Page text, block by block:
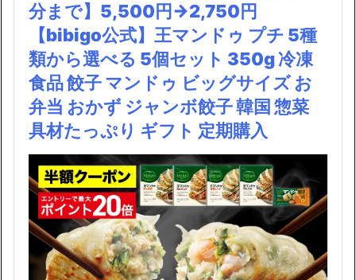
分まで】5,500円→2,750円
【bibigo公式】王マンドゥ プチ 5種
類から選べる 5個セット 350g 冷凍
食品 餃子 マンドゥ ビッグサイズ お
弁当 おかず ジャンボ餃子 韓国 惣菜
具材たっぷり ギフト 定期購入